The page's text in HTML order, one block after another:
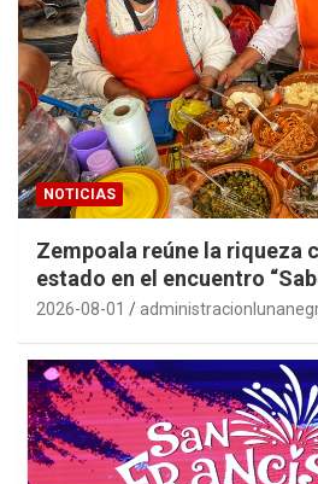
NOTICIAS
Zempoala reúne la riqueza
estado en el encuentro
2026-08-01